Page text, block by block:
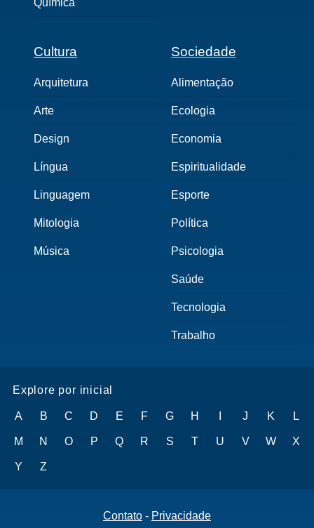
Química
Cultura
Arquitetura
Arte
Design
Língua
Linguagem
Mitologia
Música
Sociedade
Alimentação
Ecologia
Economia
Espiritualidade
Esporte
Política
Psicologia
Saúde
Tecnologia
Trabalho
Explore por inicial
A B C D E F G H J K L
M N O P Q R S T U V W X
Y Z
Contato - Privacidade